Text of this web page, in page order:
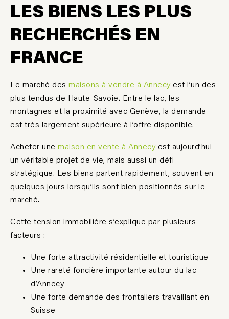
LES BIENS LES PLUS
RECHERCHÉS EN
FRANCE
Le marché des maisons à vendre à Annecy est l’un des
plus tendus de Haute-Savoie. Entre le lac, les
montagnes et la proximité avec Genève, la demande
est très largement supérieure à l’offre disponible.
Acheter une maison en vente à Annecy est aujourd’hui
un véritable projet de vie, mais aussi un défi
stratégique. Les biens partent rapidement, souvent en
quelques jours lorsqu’ils sont bien positionnés sur le
marché.
Cette tension immobilière s’explique par plusieurs
facteurs :
Une forte attractivité résidentielle et touristique
Une rareté foncière importante autour du lac
d’Annecy
Une forte demande des frontaliers travaillant en
Suisse